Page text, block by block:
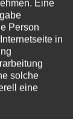
Eine
Person
in
solche
eine